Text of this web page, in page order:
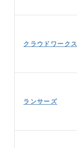
クラウドワークス
ランサーズ